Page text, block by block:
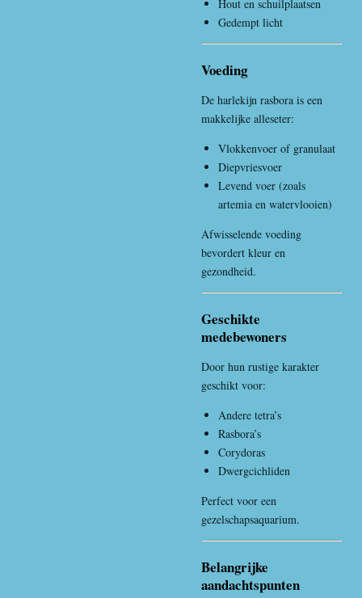
Hout en schuilplaatsen
Gedempt licht
Voeding
De harlekijn rasbora is een
makkelijke alleseter:
Vlokkenvoer of granulaat
Diepvriesvoer
Levend voer (zoals
artemia en watervlooien)
Afwisselende voeding
bevordert kleur en
gezondheid.
Geschikte
medebewoners
Door hun rustige karakter
geschikt voor:
Andere tetra’s
Rasbora’s
Corydoras
Dwergcichliden
Perfect voor een
gezelschapsaquarium.
Belangrijke
aandachtspunten